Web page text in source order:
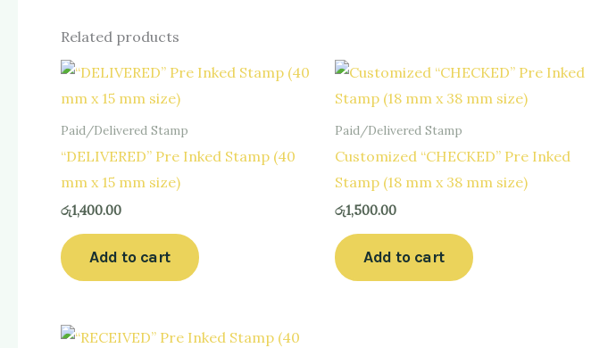
Related products
Paid/Delivered Stamp
“DELIVERED” Pre Inked Stamp (40
mm x 15 mm size)
රු1,400.00
Add to cart
Paid/Delivered Stamp
Customized “CHECKED” Pre Inked
Stamp (18 mm x 38 mm size)
රු1,500.00
Add to cart